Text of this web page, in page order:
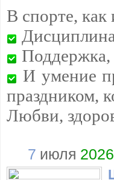
В спорте,
Поддержка,
И умение
праздником,
Любви,
7 июля 2026